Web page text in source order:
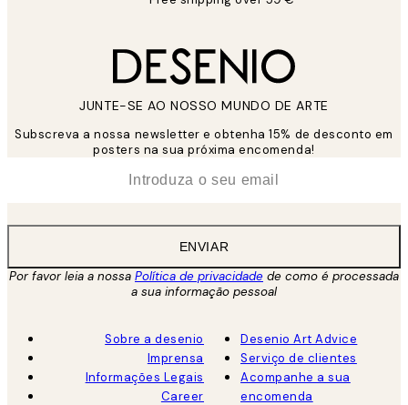
JUNTE-SE AO NOSSO MUNDO DE ARTE
Subscreva a nossa newsletter e obtenha 15% de desconto em
posters na sua próxima encomenda!
ENVIAR
Por favor leia a nossa Política de privacidade de como é processada
a sua informação pessoal
Sobre a desenio
Imprensa
Informações Legais
Career
Desenio Art Advice
Serviço de clientes
Acompanhe a sua
encomenda